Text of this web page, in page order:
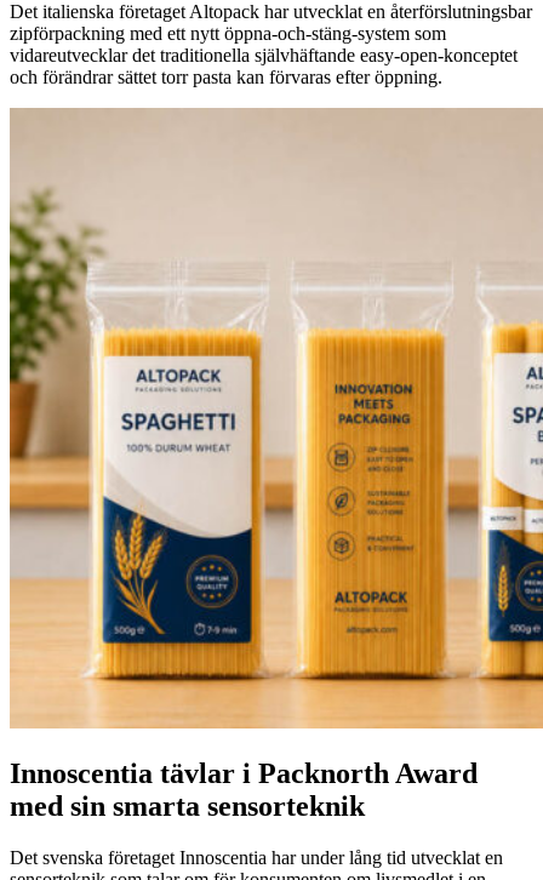
Det italienska företaget Altopack har utvecklat en återförslutningsbar
zipförpackning med ett nytt öppna-och-stäng-system som
vidareutvecklar det traditionella självhäftande easy-open-konceptet
och förändrar sättet torr pasta kan förvaras efter öppning.
Innoscentia tävlar i Packnorth Award
med sin smarta sensorteknik
Det svenska företaget Innoscentia har under lång tid utvecklat en